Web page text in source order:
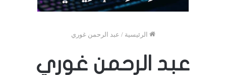
الرئيسية / عبد الرحمن غوري
عبد الرحمن غوري